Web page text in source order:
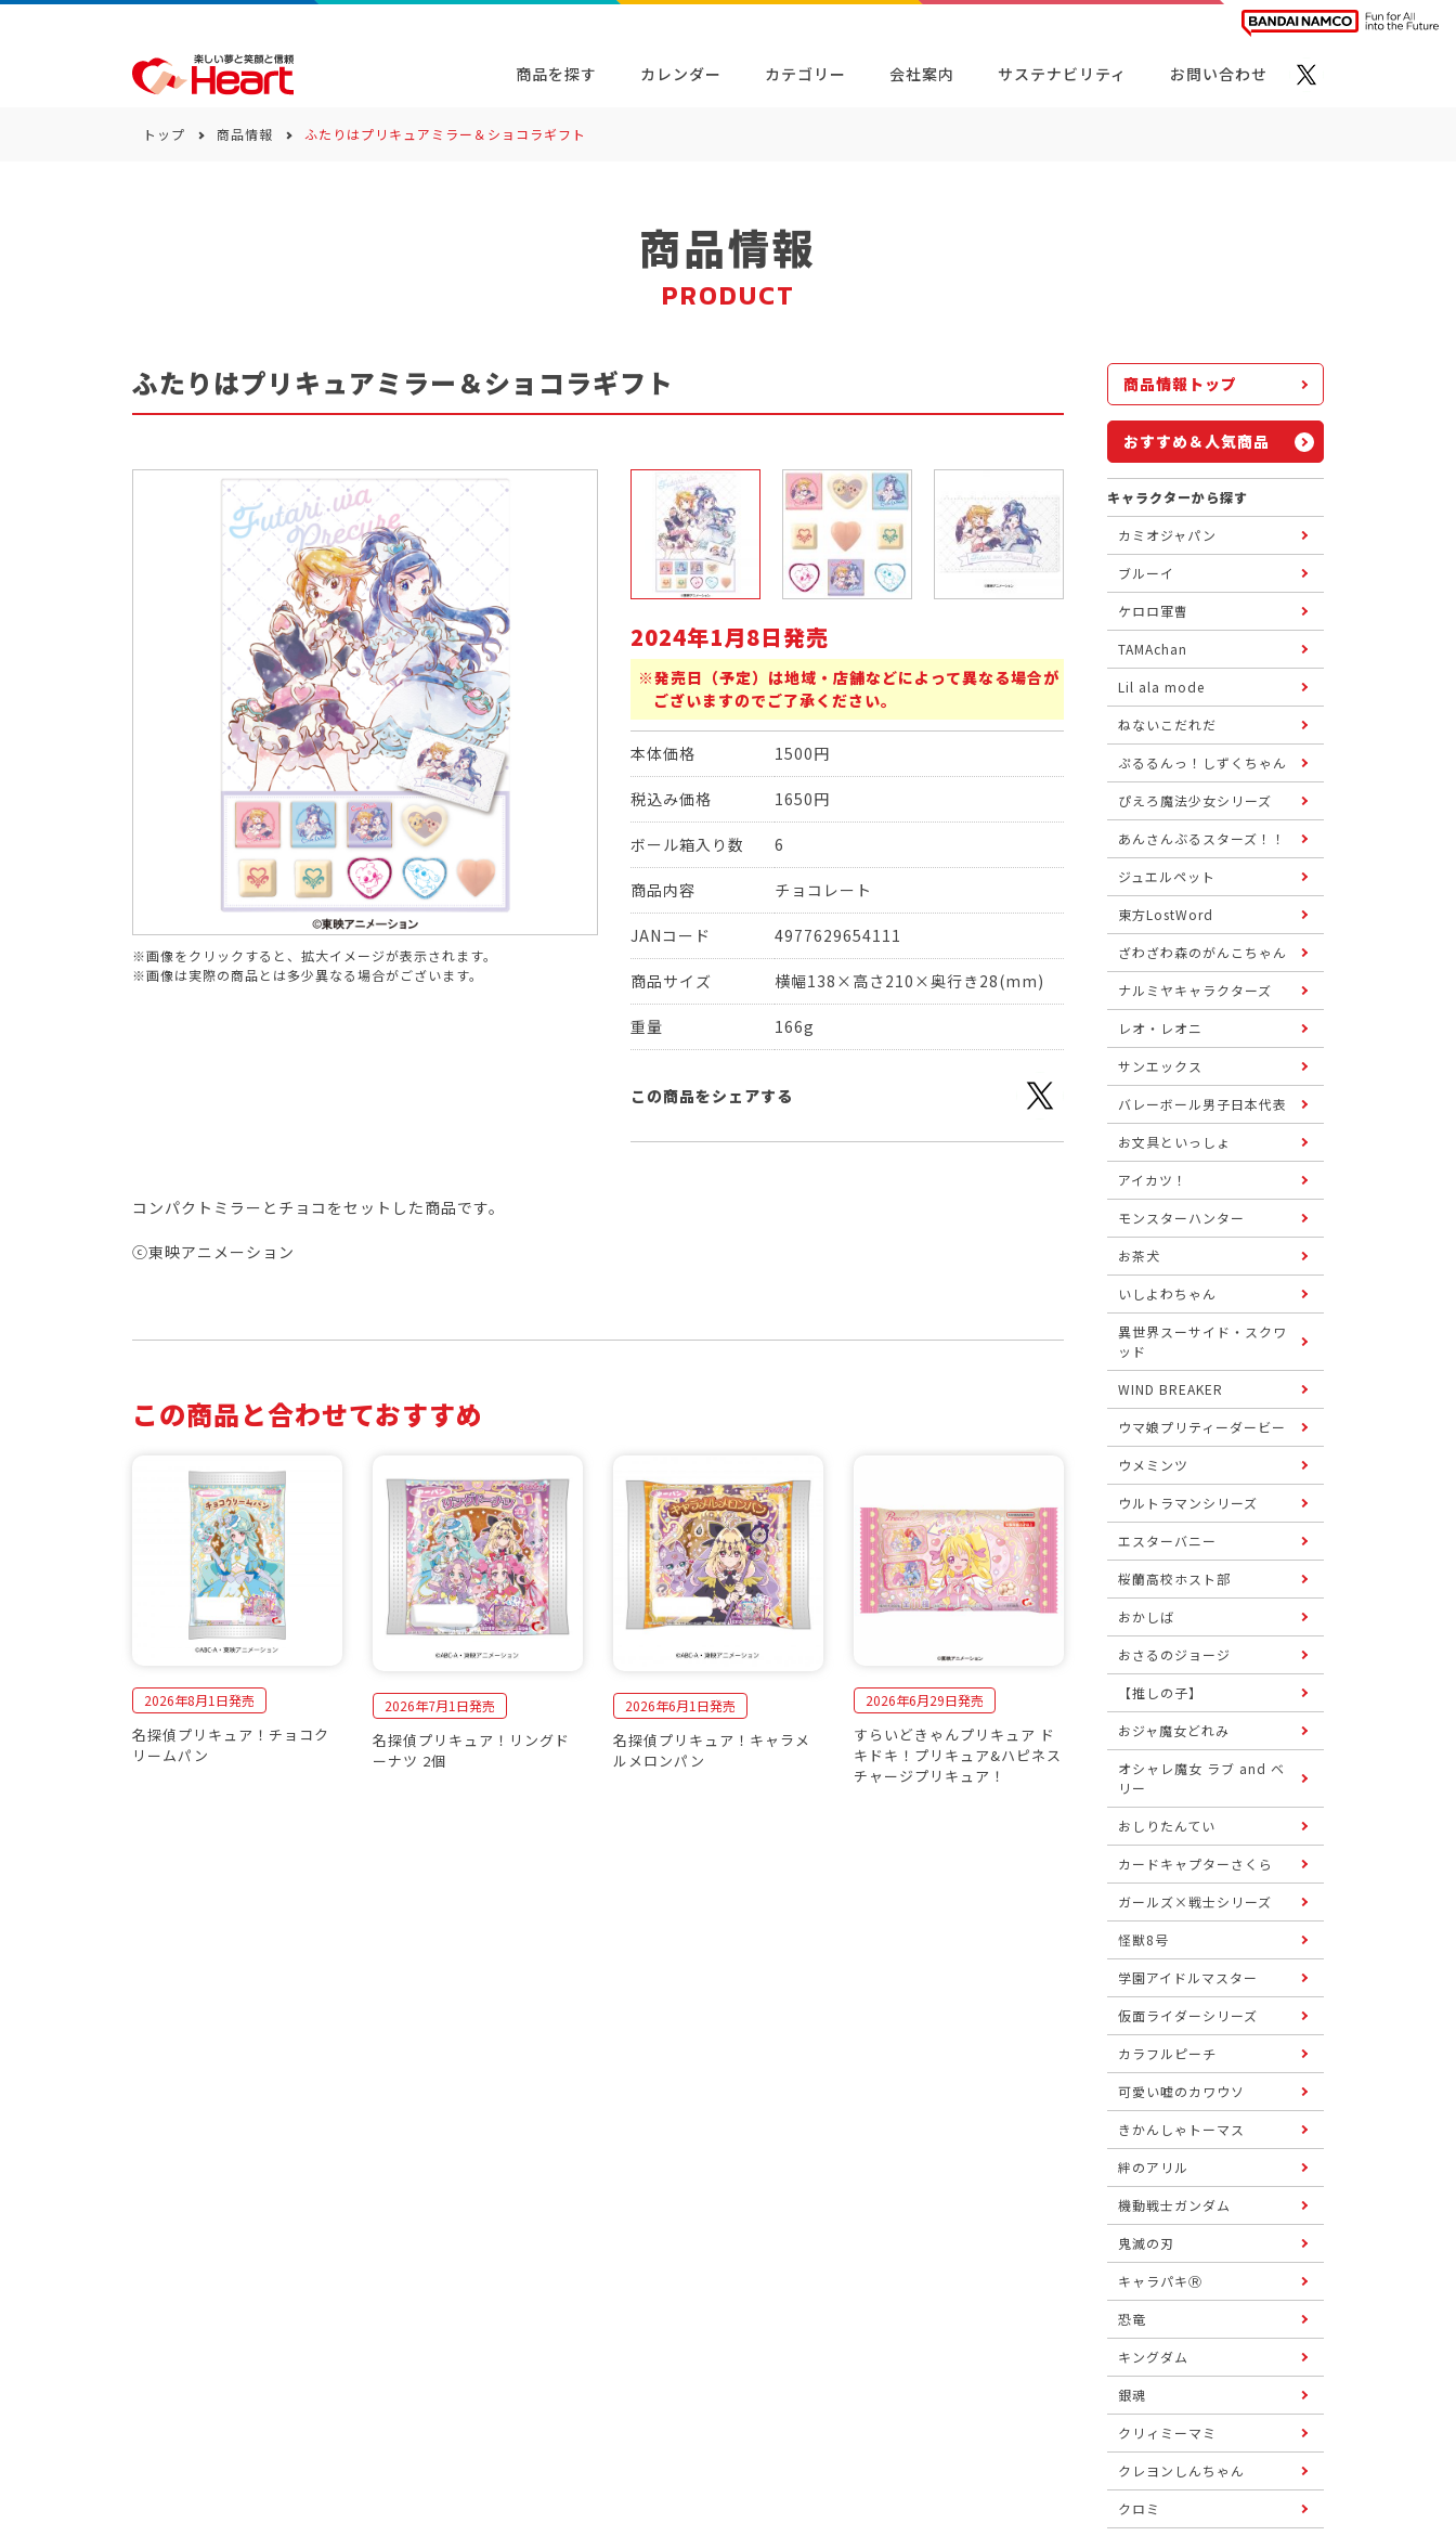
商品を探す
商品一覧 キーワード検索 キャラクター・シリーズから探す
カレンダー カテゴリー
カテゴリー
会社案内 サステナビリティ お問い合わせ
トップ 商品情報 ふたりはプリキュアミラー＆ショコラギフト
商品情報
PRODUCT
ふたりはプリキュアミラー＆ショコラギフト
※画像をクリックすると、拡大イメージが表示されます。
※画像は実際の商品とは多少異なる場合がございます。
2024年1月8日発売
※発売日（予定）は地域・店舗などによって異なる場合が
ございますのでご了承ください。
本体価格 1500円
税込み価格 1650円
ボール箱入り数 6
商品内容 チョコレート
JANコード 4977629654111
商品サイズ 横幅138×高さ210×奥行き28(mm)
重量 166g
この商品をシェアする
コンパクトミラーとチョコをセットした商品です。
ⓒ東映アニメーション
この商品と合わせておすすめ
2026年8月1日発売
名探偵プリキュア！チョコク
リームパン
2026年7月1日発売
名探偵プリキュア！リングド
ーナツ 2個
2026年6月1日発売
名探偵プリキュア！キャラメ
ルメロンパン
2026年6月29日発売
すらいどきゃんプリキュア ド
キドキ！プリキュア&ハピネス
チャージプリキュア！
商品情報トップ
おすすめ＆人気商品
キャラクターから探す
カミオジャパン
ブルーイ
ケロロ軍曹
TAMAchan
Lil ala mode
ねないこだれだ
ぷるるんっ！しずくちゃん
ぴえろ魔法少女シリーズ
あんさんぶるスターズ！！
ジュエルペット
東方LostWord
ざわざわ森のがんこちゃん
ナルミヤキャラクターズ
レオ・レオニ
サンエックス
バレーボール男子日本代表
お文具といっしょ
アイカツ！
モンスターハンター
お茶犬
いしよわちゃん
異世界スーサイド・スクワ
ッド
WIND BREAKER
ウマ娘プリティーダービー
ウメミンツ
ウルトラマンシリーズ
エスターバニー
桜蘭高校ホスト部
おかしば
おさるのジョージ
【推しの子】
おジャ魔女どれみ
オシャレ魔女 ラブ and ベ
リー
おしりたんてい
カードキャプターさくら
ガールズ×戦士シリーズ
怪獣8号
学園アイドルマスター
仮面ライダーシリーズ
カラフルピーチ
可愛い嘘のカワウソ
きかんしゃトーマス
絆のアリル
機動戦士ガンダム
鬼滅の刃
キャラパキⓇ
恐竜
キングダム
銀魂
クリィミーマミ
クレヨンしんちゃん
クロミ